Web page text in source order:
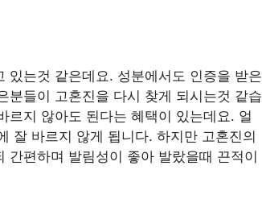
있는것 같은데요. 성분에서도 인증을 받은
분들이 고혼진을 다시 찾게 되시는것 같습
르지 않아도 된다는 혜택이 있는데요. 얼
잘 바르지 않게 됩니다. 하지만 고혼진의
편하며 발림성이 좋아 발랐을때 끈적이